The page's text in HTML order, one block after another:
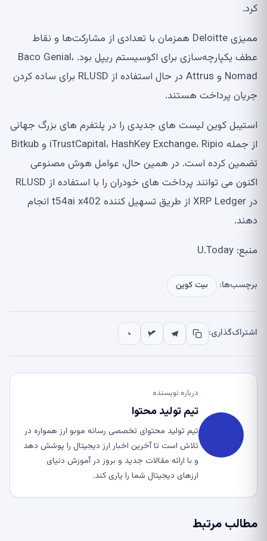
کرد.
ممیزی Deloitte همزمان با تعدادی از مشارکت‌ها و نقاط
عطف یکپارچه‌سازی برای اکوسیستم ریپل بود. Baco Genial،
Nomad و Attrus در حال استفاده از RLUSD برای ساده کردن
جریان پرداخت هستند.
استیبل کوین لیست های جدیدی را در پلتفرم های بزرگ جهانی
از جمله iTrustCapital، HashKey Exchange، Ripio و Bitkub
تضمین کرده است. در همین حال، عوامل هوش مصنوعی
اکنون می توانند پرداخت های خودران را با استفاده از RLUSD
در XRP Ledger از طریق تسهیل کننده t54ai x402 انجام
دهند.
منبع: U.Today
برچسب‌ها: بیت کوین
اشتراک‌گذاری:
درباره نویسنده
تیم تولید محتوا
تیم تولید محتوای تخصصی رسانه موبو ارز همواره در
تلاش است تا آخرین اخبار ارز دیجیتال را پوشش دهد
و با ارائه مقالات جدید و بروز در آموزش دنیای
ارزهای دیجیتال شما را یاری کند.
مطالب مرتبط